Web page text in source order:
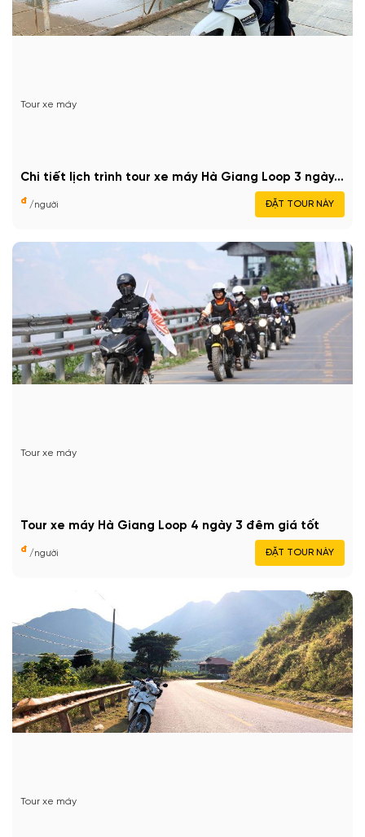
Tour xe máy
Chi tiết lịch trình tour xe máy Hà Giang Loop 3 ngày...
đ /người ĐẶT TOUR NÀY
Tour xe máy
Tour xe máy Hà Giang Loop 4 ngày 3 đêm giá tốt
đ /người ĐẶT TOUR NÀY
Tour xe máy